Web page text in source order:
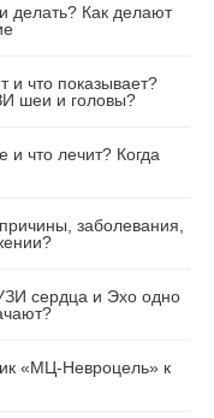
делать? Как делают
и что показывает?
шеи и головы?
и что лечит? Когда
заболевания,
сердца и Эхо одно
«МЦ-Невроцель» к